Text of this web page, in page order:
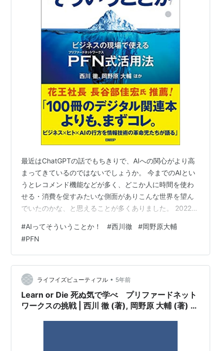
最近はChatGPTの話でもちきりで、AIへの関心がより高
まってきているのではないでしょうか。 今までのAIとい
うとレコメンド機能などが多く、どこか人に時間を使わ
せる・消費を促すみたいな側面がありこんな世界を望ん
でいたのかな、と思えることが多くありました。 2022年
ChatGPTで検索のあり方が変わりそうであると言うこと
でよりクリエイティブ方面への活用も提示されてきまし
た。 そんな中、AIの活用事例を多くもつPFNによるAI紹
介本である本書を読んでみました。
anatomy.preferred.jp AIってそういうことか！ ビジネス
の現場…
#AIってそういうことか！ #西川徹 #岡野原大輔
#PFN
ライフイズビューティフル • 5年前
Learn or Die 死ぬ気で学べ プリファードネット
ワークスの挑戦 | 西川 徹 (著), 岡野原 大輔 (著) |